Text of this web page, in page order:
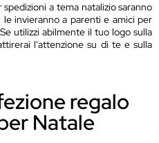
a tema natalizio saranno
invieranno a parenti e amici per
utilizzi abilmente il tuo logo sulla
l'attenzione su di te e sulla
regalo
Natale